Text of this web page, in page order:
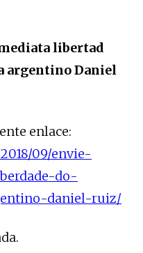
libertad
argentino Daniel
enlace:
09/envie-
do-
daniel-ruiz/